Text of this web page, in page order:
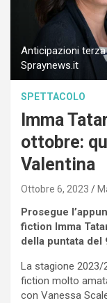
Anticipazioni
Spraynews.it
SPETTACOLO
Imma
ottobre:
Valentina
Ottobre 6, 2023
Prosegue
fiction Imma
della puntata del
La stagione 2023/
fiction molto
con Vanessa